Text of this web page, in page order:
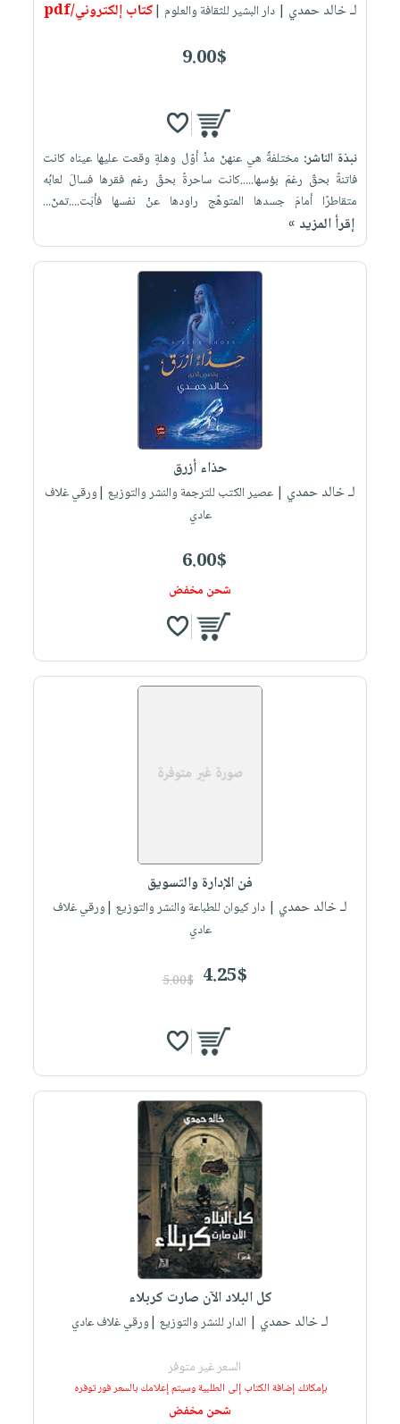
لـ خالد حمدي | دار البشير للثقافة والعلوم |كتاب إلكتروني/pdf
9.00$
نبذة الناشر: مختلفةٌ هي عنهنّ مذْ أوّل وهلةٍ وقعت عليها عيناه كانت
فاتنةً بحقّ رغمَ بؤسها.....كانت ساحرةً بحقّ رغم فقرها فسالَ لعابُه
متقاطرًا أمامَ جسدها المتوهّج راودها عنْ نفسها فأبَت....تمنّ...
إقرأ المزيد »
حذاء أزرق
لـ خالد حمدي | عصير الكتب للترجمة والنشر والتوزيع |ورقي غلاف
عادي
6.00$
شحن مخفض
فن الإدارة والتسويق
لـ خالد حمدي | دار كيوان للطباعة والنشر والتوزيع |ورقي غلاف
عادي
4.25$
5.00$
كل البلاد الآن صارت كربلاء
لـ خالد حمدي | الدار للنشر والتوزيع |ورقي غلاف عادي
السعر غير متوفر
بإمكانك إضافة الكتاب إلى الطلبية وسيتم إعلامك بالسعر فور توفره
شحن مخفض